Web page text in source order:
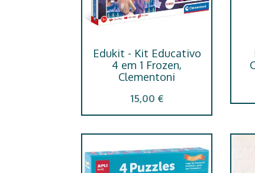
Edukit - Kit Educativo
4 em 1 Frozen,
Clementoni
15,00 €